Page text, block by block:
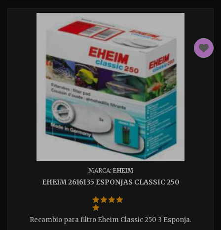
MARCA: EHEIM
EHEIM 2616135 ESPONJAS CLASSIC 250
Recambio para filtro Eheim Classic 250 3 Esponja.